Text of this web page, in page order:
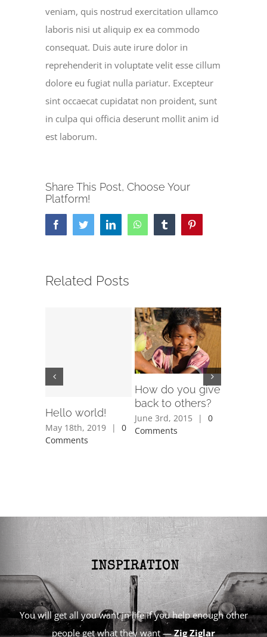
veniam, quis nostrud exercitation ullamco
laboris nisi ut aliquip ex ea commodo
consequat. Duis aute irure dolor in
reprehenderit in voluptate velit esse cillum
dolore eu fugiat nulla pariatur. Excepteur
sint occaecat cupidatat non proident, sunt
in culpa qui officia deserunt mollit anim id
est laborum.
Share This Post, Choose Your
Platform!
FacebookTwitterLinkedInWhatsAppTumblr
Related Posts
Hello world!
May 18th, 2019 |
0
Comments
How do you give
back to others?
June 3rd, 2015 |
0
Comments
You will get all you want in life if you help enough other
people get what they want —Zig Ziglar